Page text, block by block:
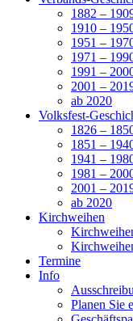
1882 –
1910 –
1951 –
1971 –
1991 –
2001 –
ab 2020
Volksfest-
1826 –
1851 –
1941 –
1981 –
2001 –
ab 2020
Kirchweihen
Termine
Info
Planen Sie